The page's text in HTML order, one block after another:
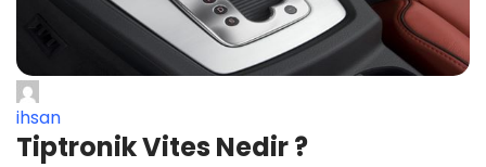
ihsan
Tiptronik Vites Nedir ?